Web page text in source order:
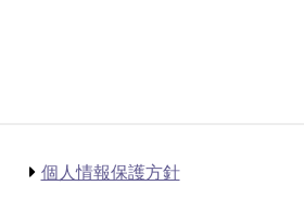
個人情報保護方針